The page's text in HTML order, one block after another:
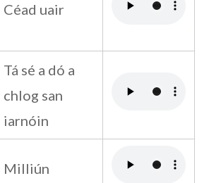
Céad uair
Tá sé a dó a
chlog san
iarnóin
Milliún